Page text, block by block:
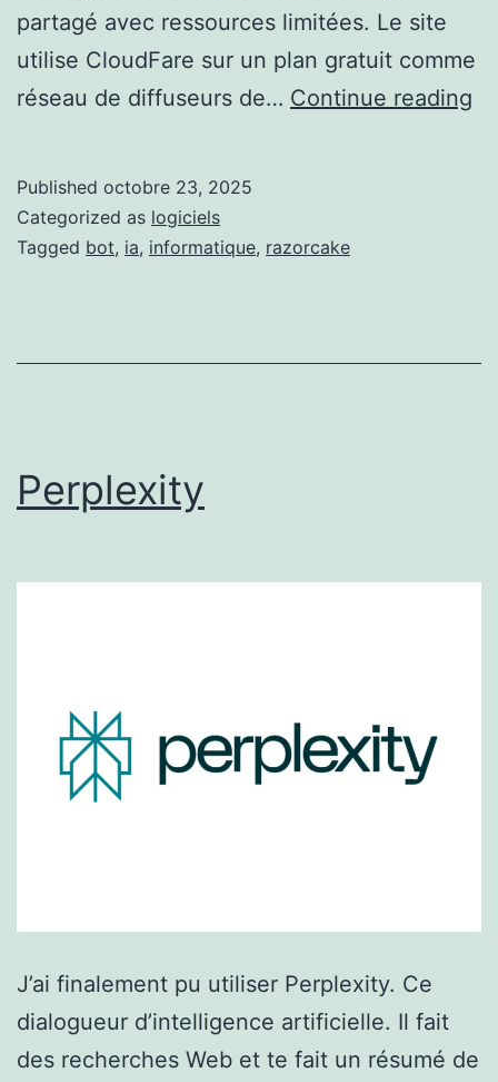
partagé avec ressources limitées. Le site
utilise CloudFare sur un plan gratuit comme
réseau de diffuseurs de… Continue reading
Published octobre 23, 2025
Categorized as logiciels
Tagged bot, ia, informatique, razorcake
Perplexity
J’ai finalement pu utiliser Perplexity. Ce
dialogueur d’intelligence artificielle. Il fait
des recherches Web et te fait un résumé de